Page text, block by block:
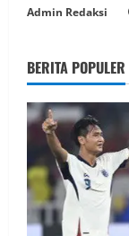
Admin Redaksi
BERITA POPULER